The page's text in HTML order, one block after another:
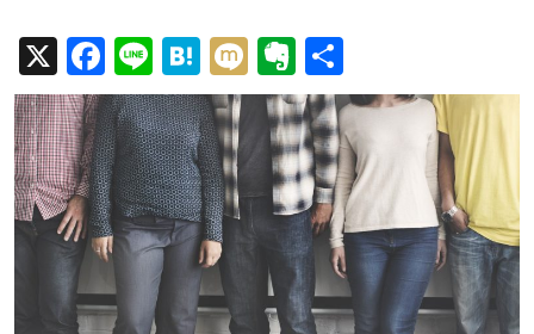
X Facebook
LineHatenaMixiEvernote
有